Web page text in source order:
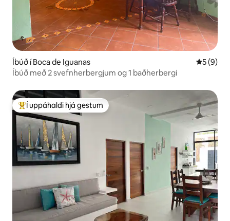
Íbúð í Boca de Iguanas 5 af 5 í
5 (9)
Íbúð með 2 svefnherbergjum og 1 baðherbergi
Í mestu uppáhaldi hjá gestum
Í uppáhaldi hjá gestum